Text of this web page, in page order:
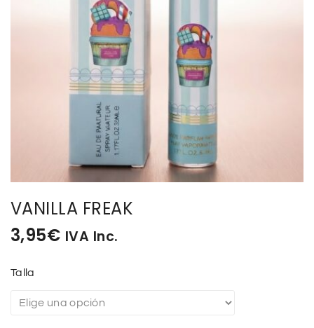
CALZADO
COMPLEMENTOS
TECNOLOGIA
HOGAR
TARJETAS REGALO
VANILLA FREAK
3,95€ IVA Inc.
Talla